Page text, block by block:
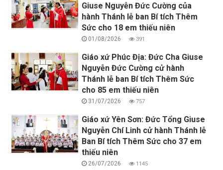
Giuse Nguyễn Đức Cường của
hành Thánh lễ ban Bí tích Thêm
Sức cho 18 em thiếu niên
01/08/2026 391
Giáo xứ Phúc Địa: Đức Cha Giuse
Nguyễn Đức Cường cử hành
Thánh lễ ban Bí tích Thêm Sức
cho 85 em thiếu niên
31/07/2026 757
Giáo xứ Yên Sơn: Đức Tổng Giuse
Nguyễn Chí Linh cử hành Thánh lễ
Ban Bí tích Thêm Sức cho 37 em
thiếu niên
26/07/2026 1145